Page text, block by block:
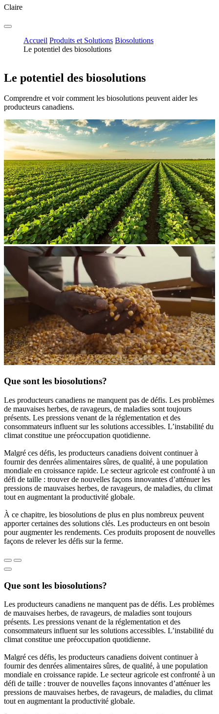
Claire
Accueil Produits et Solutions Biosolutions
Le potentiel des biosolutions
Le potentiel des biosolutions
Comprendre et voir comment les biosolutions peuvent aider les
producteurs canadiens.
Que sont les biosolutions?
Les producteurs canadiens ne manquent pas de défis. Les problèmes
de mauvaises herbes, de ravageurs, de maladies sont toujours
présents. Les pressions venant de la réglementation et des
consommateurs influent sur les solutions accessibles. L’instabilité du
climat constitue une préoccupation quotidienne.
Malgré ces défis, les producteurs canadiens doivent continuer à
fournir des denrées alimentaires sûres, de qualité, à une population
mondiale en croissance rapide. Le secteur agricole est confronté à un
défi de taille : trouver de nouvelles façons innovantes d’atténuer les
pressions de mauvaises herbes, de ravageurs, de maladies, du climat
tout en augmentant la productivité globale.
À ce chapitre, les biosolutions de plus en plus nombreux peuvent
apporter certaines des solutions clés. Les producteurs en ont besoin
pour augmenter les rendements. Ces produits proposent de nouvelles
façons de relever les défis sur la ferme.
Que sont les biosolutions?
Les producteurs canadiens ne manquent pas de défis. Les problèmes
de mauvaises herbes, de ravageurs, de maladies sont toujours
présents. Les pressions venant de la réglementation et des
consommateurs influent sur les solutions accessibles. L’instabilité du
climat constitue une préoccupation quotidienne.
Malgré ces défis, les producteurs canadiens doivent continuer à
fournir des denrées alimentaires sûres, de qualité, à une population
mondiale en croissance rapide. Le secteur agricole est confronté à un
défi de taille : trouver de nouvelles façons innovantes d’atténuer les
pressions de mauvaises herbes, de ravageurs, de maladies, du climat
tout en augmentant la productivité globale.